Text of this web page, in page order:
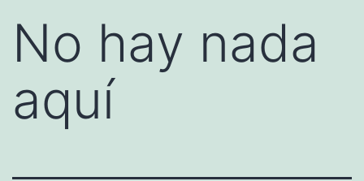
No hay nada
aquí